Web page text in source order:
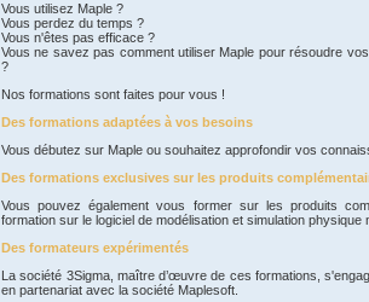
Vous utilisez Maple ?
Vous perdez du temps ?
Vous n'êtes pas efficace ?
Vous ne savez pas comment utiliser Maple pour résoudre
?
Nos formations sont faites pour vous !
Des formations adaptées à vos besoins
Vous débutez sur Maple ou souhaitez approfondir vos
Des formations exclusives sur les produits
Vous pouvez également vous former sur les produits
formation sur le logiciel de modélisation et simulation physique
Des formateurs expérimentés
La société 3Sigma, maître d’œuvre de ces formations,
en partenariat avec la société Maplesoft.